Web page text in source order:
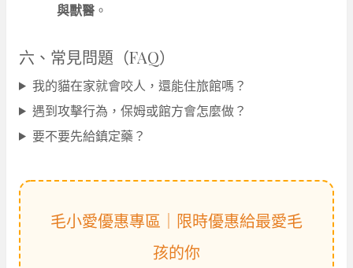
與獸醫 。
六、常見問題（FAQ）
我的貓在家就會咬人，還能住旅館嗎？
遇到攻擊行為，保姆或館方會怎麼做？
要不要先給鎮定藥？
毛小愛優惠專區｜限時優惠給最愛毛
孩的你